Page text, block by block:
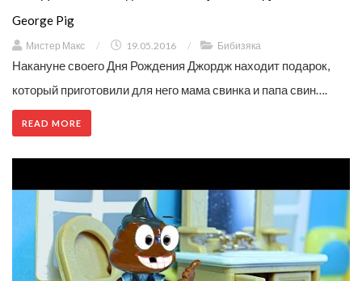
George Pig
Мистер Макс / 19.05.2016 / Бибизяка
Накануне своего Дня Рождения Джордж находит подарок,
который приготовили для него мама свинка и папа свин….
READ MORE